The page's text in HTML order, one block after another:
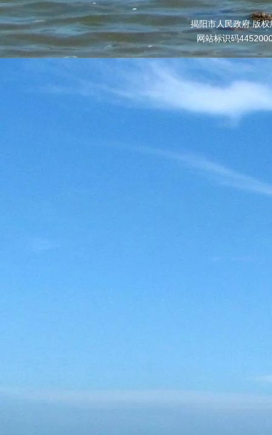
揭阳市人民政府 版
网站标识码